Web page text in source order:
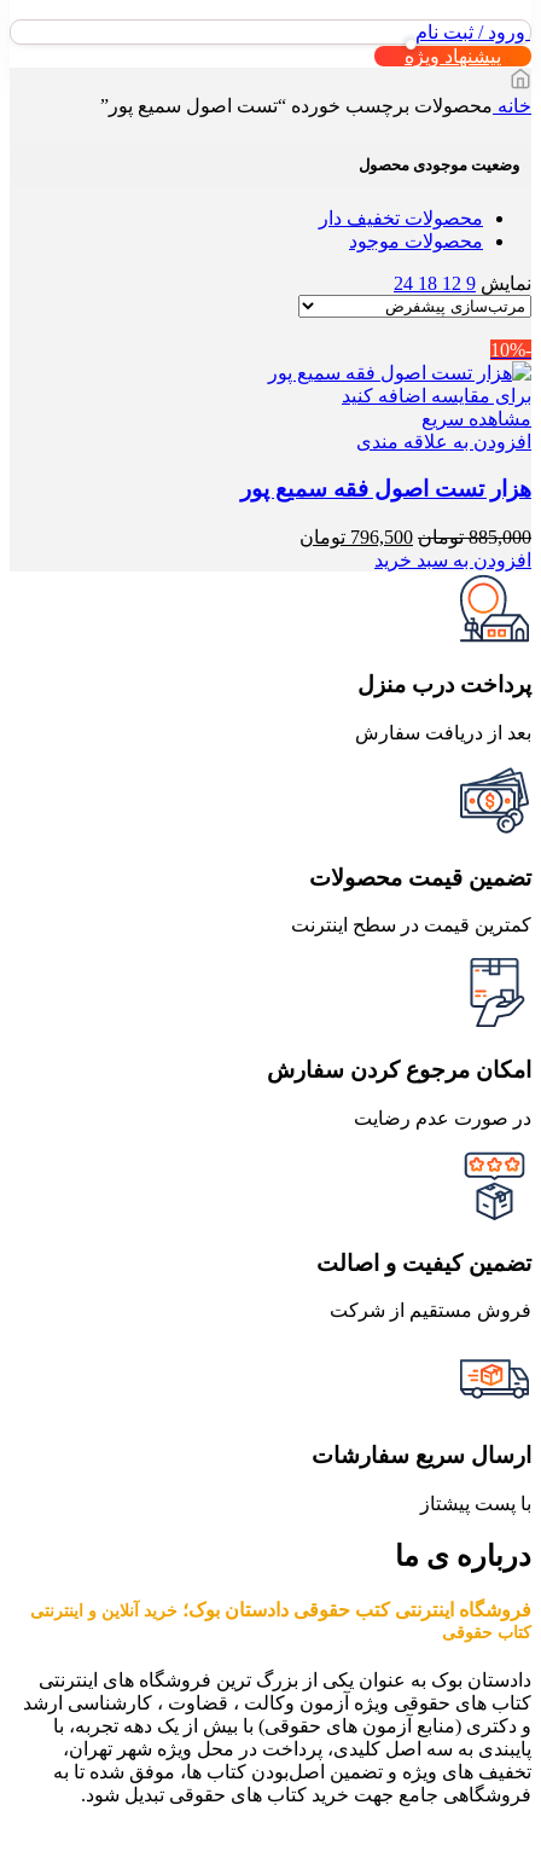
ورود / ثبت نام
پیشنهاد ویژه
خانه محصولات برچسب خورده “تست اصول سمیع پور”
وضعیت موجودی محصول
محصولات تخفیف دار
محصولات موجود
نمایش 9
12
18
24
-10%
برای مقایسه اضافه کنید
مشاهده سریع
افزودن به علاقه مندی
هزار تست اصول فقه سمیع پور
885,000 تومان قیمت
اصلی
796,500 تومان
افزودن به سبد خرید
پرداخت درب منزل
بعد از دریافت سفارش
تضمین قیمت محصولات
کمترین قیمت در سطح اینترنت
امکان مرجوع کردن سفارش
در صورت عدم رضایت
تضمین کیفیت و اصالت
فروش مستقیم از شرکت
ارسال سریع سفارشات
با پست پیشتاز
درباره ی ما
فروشگاه اینترنتی کتب حقوقی دادستان بوک؛ خرید آنلاین و اینترنتی
کتاب حقوقی
دادستان بوک به عنوان یکی از بزرگ ترین فروشگاه های اینترنتی
کتاب های حقوقی ویژه آزمون وکالت ، قضاوت ، کارشناسی ارشد
و دکتری (منابع آزمون های حقوقی) با بیش از یک دهه تجربه، با
پایبندی به سه اصل کلیدی، پرداخت در محل ویژه شهر تهران،
تخفیف های ویژه و تضمین اصل‌بودن کتاب ها، موفق شده تا به
فروشگاهی جامع جهت خرید کتاب های حقوقی تبدیل شود.